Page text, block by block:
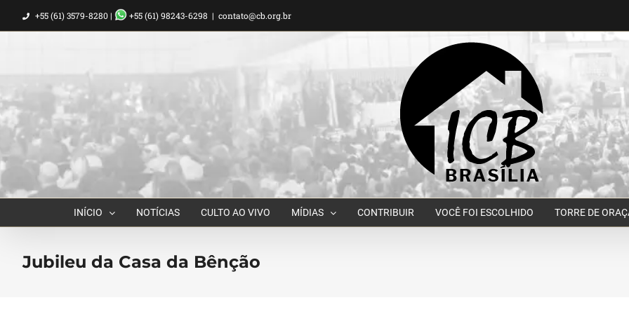
para
+55 (61) 3579-8280 | +55 (61) 98243-6298 | contato@cb.org.br
INÍCIO NOTÍCIAS CULTO AO VIVO MÍDIAS CONTRIBUIR VOCÊ FOI ESCOLHIDO TORRE DE
Jubileu da Casa da Bênção